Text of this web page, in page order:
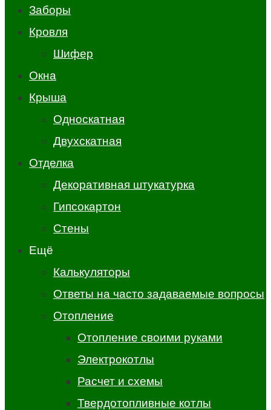
Заборы
Кровля
Шифер
Окна
Крыша
Односкатная
Двухскатная
Отделка
Декоративная штукатурка
Гипсокартон
Стены
Ещё
Калькуляторы
Ответы на часто задаваемые вопросы
Отопление
Отопление своими руками
Электрокотлы
Расчет и схемы
Твердотопливные котлы